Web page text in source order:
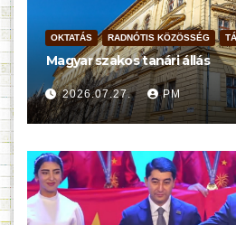
OKTATÁS RADNÓTIS KÖZÖSSÉG
Magyar szakos tanári állás
2026.07.27. PM